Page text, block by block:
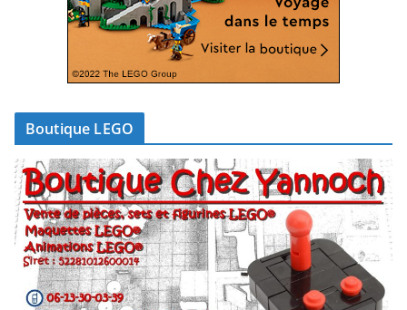
Boutique LEGO